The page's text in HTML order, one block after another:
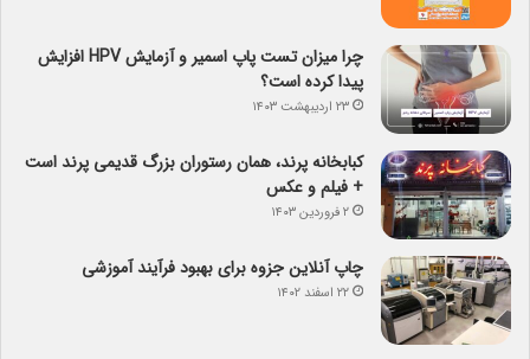
چرا میزان تست پاپ اسمیر و آزمایش HPV افزایش
پیدا کرده است؟
۲۳ اردیبهشت ۱۴۰۳
کبابخانه پرند، همان رستوران بزرگ قدیمی پرند است
+ فیلم و عکس
۲ فروردین ۱۴۰۳
چاپ آنلاین جزوه برای بهبود فرآیند آموزشی
۲۲ اسفند ۱۴۰۲